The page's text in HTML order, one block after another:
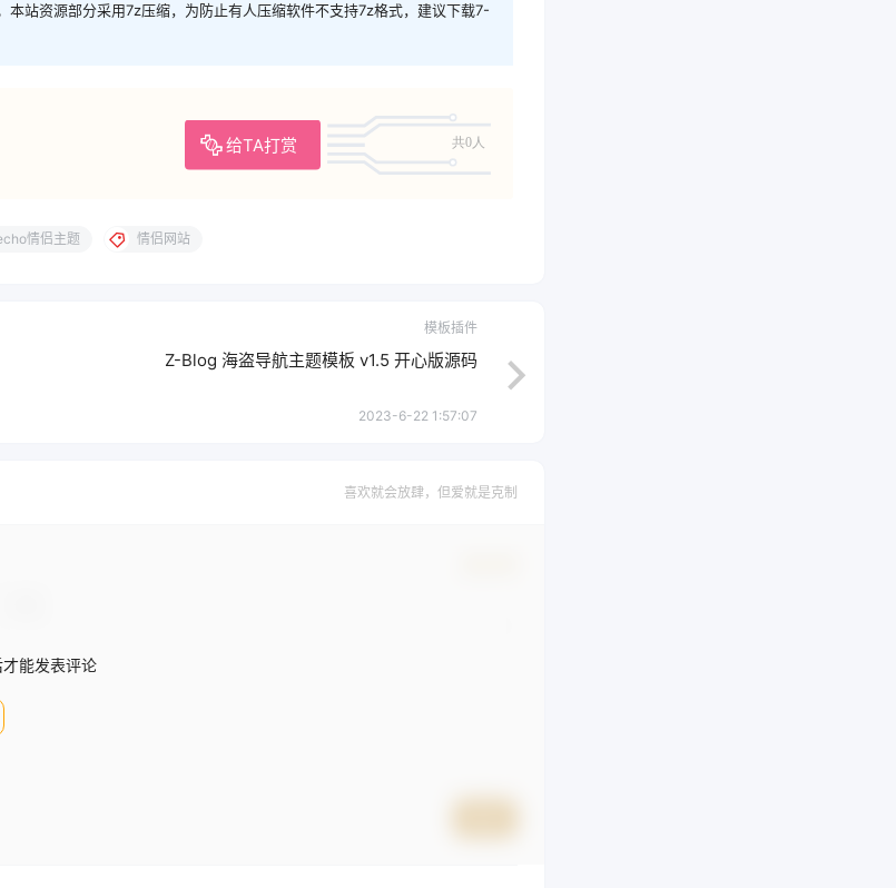
本站资源部分采用7z压缩，为防止有人压缩软件不支持7z格式，建议下载7-
给TA打赏 共0人
情侣主题 情侣网站
模板插件
Z-Blog 海盗导航主题模板 v1.5 开心版源码
2023-6-22 1:57:07
喜欢就会放肆，但爱就是克制
能发表评论